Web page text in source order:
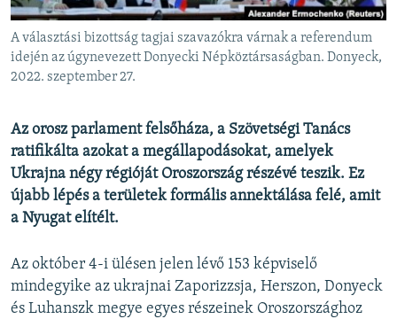
A MÚLT TANULSÁGAI
KÖVESSEN MINKET!
Valamennyi RFE/RL weboldal
A választási bizottság tagjai szavazókra várnak a referendum
idején az úgynevezett Donyecki Népköztársaságban. Donyeck,
2022. szeptember 27.
Az orosz parlament felsőháza, a Szövetségi Tanács
ratifikálta azokat a megállapodásokat, amelyek
Ukrajna négy régióját Oroszország részévé teszik. Ez
újabb lépés a területek formális annektálása felé, amit
a Nyugat elítélt.
Az október 4-i ülésen jelen lévő 153 képviselő
mindegyike az ukrajnai Zaporizzsja, Herszon, Donyeck
és Luhanszk megye egyes részeinek Oroszországhoz